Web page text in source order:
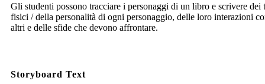
Gli studenti possono tracciare i personaggi di un libro e scrivere dei
fisici / della personalità di ogni personaggio, delle loro interazioni
altri e delle sfide che devono affrontare.
Storyboard Text